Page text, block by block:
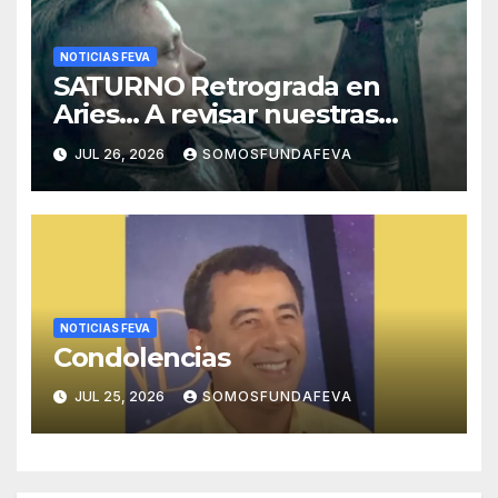
NOTICIAS FEVA
SATURNO Retrograda en
Aries… A revisar nuestras
acciones pasadas y pensar
mejor las futuras
JUL 26, 2026 SOMOSFUNDAFEVA
NOTICIAS FEVA
Condolencias
JUL 25, 2026 SOMOSFUNDAFEVA